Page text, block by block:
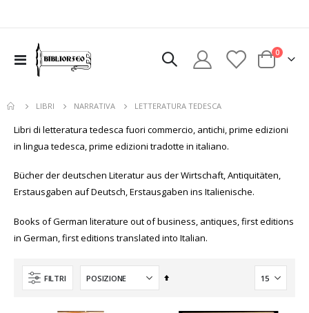
Toggle
Nav
Cart
0elementi
LIBRI NARRATIVA LETTERATURA TEDESCA
Libri di letteratura tedesca fuori commercio, antichi, prime edizioni
in lingua tedesca, prime edizioni tradotte in italiano.
Bücher der deutschen Literatur aus der Wirtschaft, Antiquitäten,
Erstausgaben auf Deutsch, Erstausgaben ins Italienische.
Books of German literature out of business, antiques, first editions
in German, first editions translated into Italian.
FILTRI
Imposta